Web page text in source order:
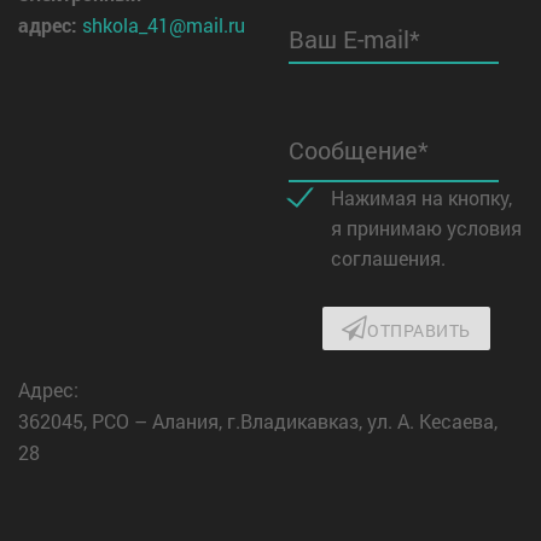
адрес: shkola_41@mail.ru Ваш E-mail*
Сообщение*
Нажимая на кнопку,
я принимаю условия
соглашения.
ОТПРАВИТЬ
Адрес:
362045, РСО – Алания, г.Владикавказ, ул. А. Кесаева,
28